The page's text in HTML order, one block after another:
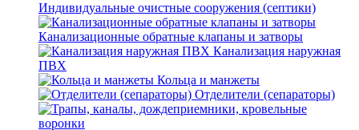
Индивидуальные очистные сооружения (септики)
Канализационные обратные клапаны и затворы
Канализация наружная
ПВХ
Кольца и манжеты
Отделители (сепараторы)